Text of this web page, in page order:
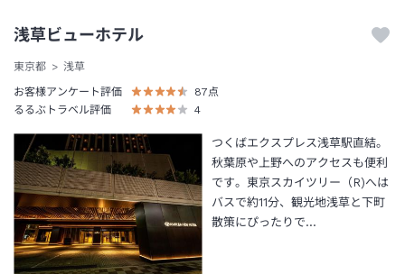
浅草ビューホテル
東京都
浅草
お客様アンケート評価
87点
るるぶトラベル評価
4
つくばエクスプレス浅草駅直結。
秋葉原や上野へのアクセスも便利
です。東京スカイツリー（R)へは
バスで約11分、観光地浅草と下町
散策にぴったりで…